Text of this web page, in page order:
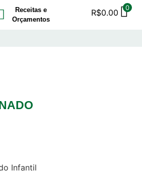
Receitas e
Orçamentos
R$0.00 0
Infantil